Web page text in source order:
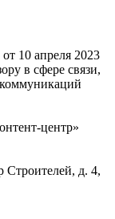
10 апреля 2023
в сфере связи,
центр»
Строителей, д. 4,